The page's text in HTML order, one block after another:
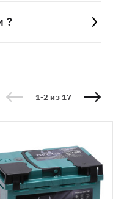
?
1-2 из 17